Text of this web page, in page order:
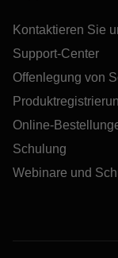
Kontaktieren Sie
Support-Center
Offenlegung von
Online-
Schulung
Webinare und